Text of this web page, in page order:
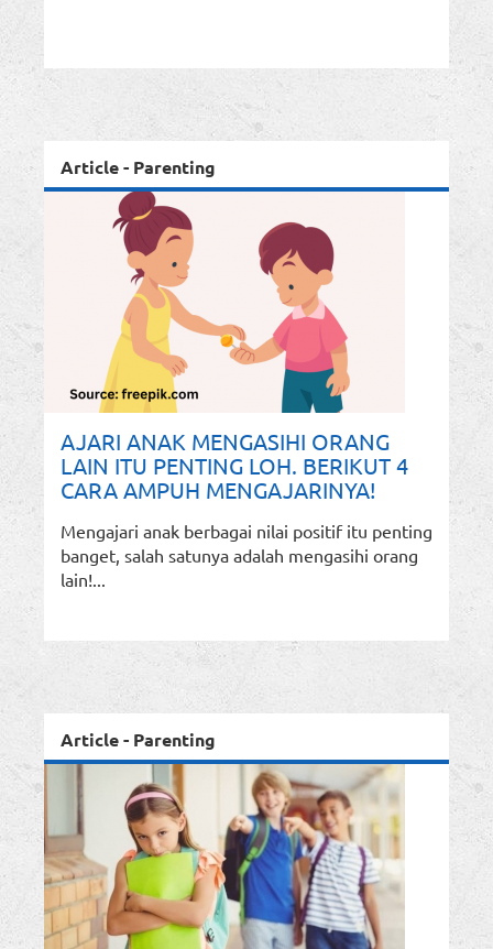
Article - Parenting
AJARI ANAK MENGASIHI ORANG
LAIN ITU PENTING LOH. BERIKUT 4
CARA AMPUH MENGAJARINYA!
Mengajari anak berbagai nilai positif itu penting
banget, salah satunya adalah mengasihi orang
lain!...
Article - Parenting